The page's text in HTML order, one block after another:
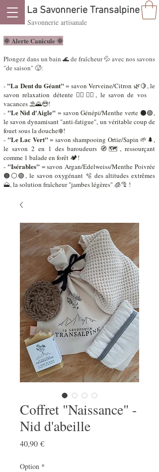
Savonnerie artisanale
La Savonnerie Transalpine
🌞 Alerte Canicule ​🌞
Plongez dans un bain 🌊 de fraîcheur 💦 avec nos savons
"de saison" 🥵:
- "La Dent du Géant" = savon Verveine/Citron 🌿🍋, le
savon relaxation détente 🧘‍♂️🧘‍♀️, le savon de vos
vacances ⛱️🌄😎!
- "Le Nid d'Aigle" = savon Génépi/Menthe verte ⚫🟢,
le savon dynamisant "anti-fatigue", un véritable coup de
fouet sous la douche❄️!
- "Le Lac Vert" = savon shampooing Ortie/Sapin 🌱🌲,
le savon 2 en 1 des baroudeurs 🧭🗺️, ressourçant
comme 1 balade en forêt 🏕️!
- "Isérables" = savon Argan/Edelweiss/Menthe Poivrée
🟤⚪🟢, le savon oxygénant 🫧 des altitudes extrêmes
🗻, la solution fraîcheur "jambes légères" 🧊🦿 !
Coffret "Naissance" -
Nid d'abeille
40,90 €Prix
Option *